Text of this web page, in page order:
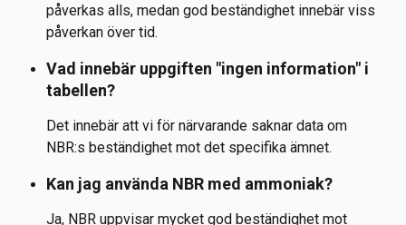
påverkas alls, medan god beständighet innebär viss
påverkan över tid.
Vad innebär uppgiften "ingen information" i
tabellen?
Det innebär att vi för närvarande saknar data om
NBR:s beständighet mot det specifika ämnet.
Kan jag använda NBR med ammoniak?
Ja, NBR uppvisar mycket god beständighet mot